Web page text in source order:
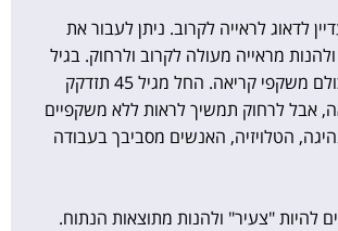
עדיין לדאוג לראייה לקרוב. ניתן לעבור את
מראייה מעולה לקרוב ולרחוק. בגיל
45 יהיו לך כמו לכולם משקפי קריאה. החל מגיל 45 תזדקק
אבל לרחוק תמשיך לראות ללא משקפיים
הטלויזיה, האנשים מסביבך בעבודה
עוד 12 שנים להיות "צעיר" ולהנות מתוצאות הנתוח.